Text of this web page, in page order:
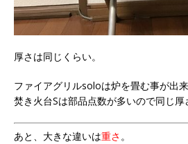
厚さは同じくらい。
ファイアグリルsoloは炉を畳む事が出
焚き火台Sは部品点数が多いので同じ厚
あと、大きな違いは重さ 。